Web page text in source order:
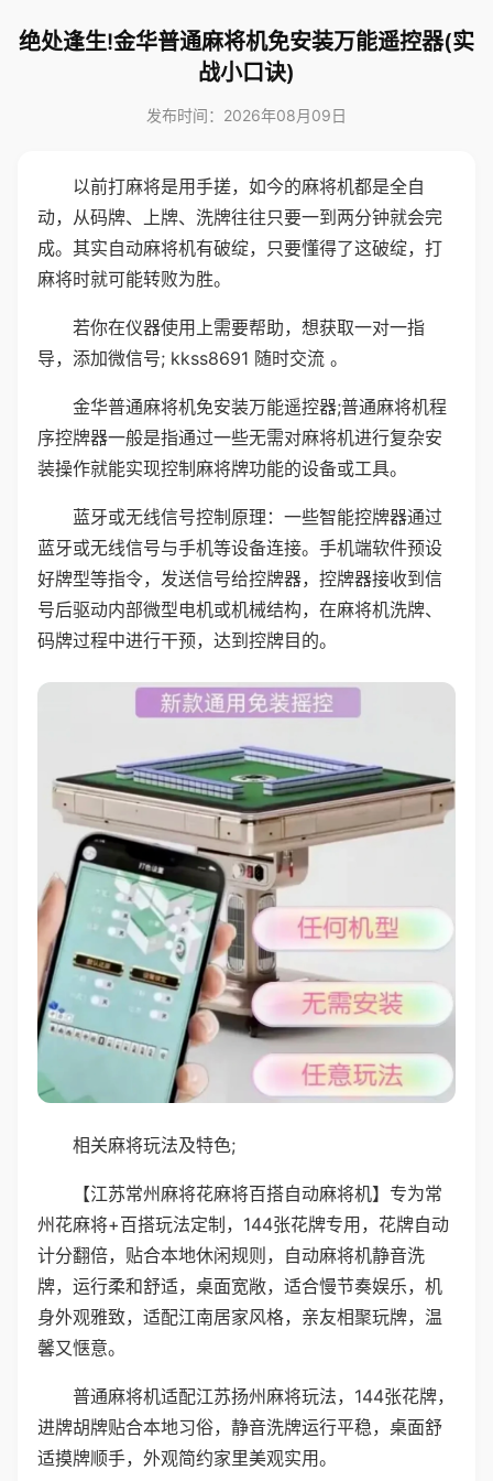
绝处逢生!金华普通麻将机免安装万能遥控器(实
战小口诀)
发布时间：2026年08月09日
以前打麻将是用手搓，如今的麻将机都是全自
动，从码牌、上牌、洗牌往往只要一到两分钟就会完
成。其实自动麻将机有破绽，只要懂得了这破绽，打
麻将时就可能转败为胜。
若你在仪器使用上需要帮助，想获取一对一指
导，添加微信号; kkss8691 随时交流 。
金华普通麻将机免安装万能遥控器;普通麻将机程
序控牌器一般是指通过一些无需对麻将机进行复杂安
装操作就能实现控制麻将牌功能的设备或工具。
蓝牙或无线信号控制原理：一些智能控牌器通过
蓝牙或无线信号与手机等设备连接。手机端软件预设
好牌型等指令，发送信号给控牌器，控牌器接收到信
号后驱动内部微型电机或机械结构，在麻将机洗牌、
码牌过程中进行干预，达到控牌目的。
相关麻将玩法及特色;
【江苏常州麻将花麻将百搭自动麻将机】专为常
州花麻将+百搭玩法定制，144张花牌专用，花牌自动
计分翻倍，贴合本地休闲规则，自动麻将机静音洗
牌，运行柔和舒适，桌面宽敞，适合慢节奏娱乐，机
身外观雅致，适配江南居家风格，亲友相聚玩牌，温
馨又惬意。
普通麻将机适配江苏扬州麻将玩法，144张花牌，
进牌胡牌贴合本地习俗，静音洗牌运行平稳，桌面舒
适摸牌顺手，外观简约家里美观实用。